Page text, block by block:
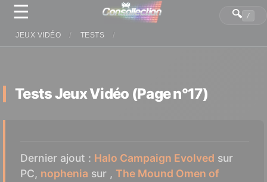
☰
JEUX VIDÉO TESTS
🔍 /
Tests Jeux Vidéo (Page n°17)
Dernier ajout : Halo Campaign Evolved sur
PC, nophenia sur , The Mound Omen of
Panneau de gestion des cookies